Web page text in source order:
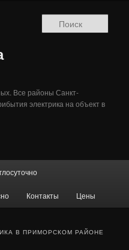
Все районы Санкт-
электрика на объект в
Контакты Цены
В ПРИМОРСКОМ РАЙОНЕ